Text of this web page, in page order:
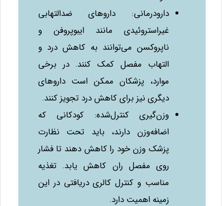
دارودرمانی: داروهای ضدالتهابی
غیراستروئیدی مانند ایبوپروفن و
ناپروکسن می‌توانند به کاهش درد و
التهاب مفصل کمک کنند. در برخی
موارد، پزشکان ممکن است داروهای
دیگری نیز برای کاهش درد تجویز کنند.
وزن‌گیری کنترل‌شده: کودکانی که
اضافه‌وزن دارند، باید تحت نظارت
پزشک وزن خود را کاهش دهند تا فشار
روی مفصل ران کاهش یابد. تغذیه
مناسب و کنترل کالری دریافتی در این
زمینه اهمیت دارد.